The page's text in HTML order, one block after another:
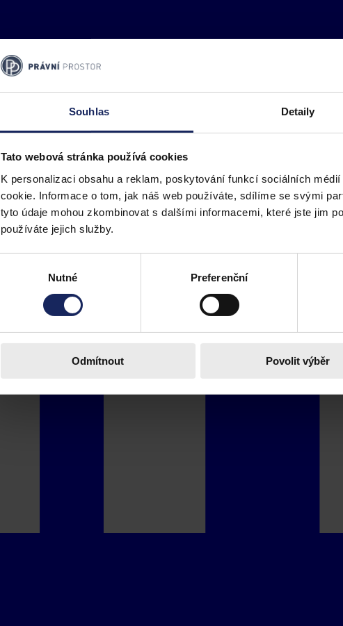
Souhlas Detaily
Tato webová stránka používá cookies
K personalizaci obsahu a reklam, poskytování funkcí sociálních
cookie. Informace o tom, jak náš web používáte, sdílíme se svými
tyto údaje mohou zkombinovat s dalšími informacemi, které jste jim
používáte jejich služby.
Nutné Preferenční
Odmítnout Povolit výběr